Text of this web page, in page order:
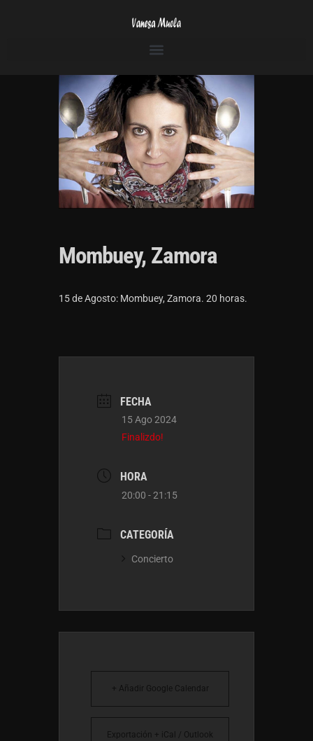
Mombuey, Zamora
15 de Agosto: Mombuey, Zamora. 20 horas.
FECHA
15 Ago 2024
Finalizdo!
HORA
20:00 - 21:15
CATEGORÍA
Concierto
+ Añadir Google Calendar
Exportación + iCal / Outlook